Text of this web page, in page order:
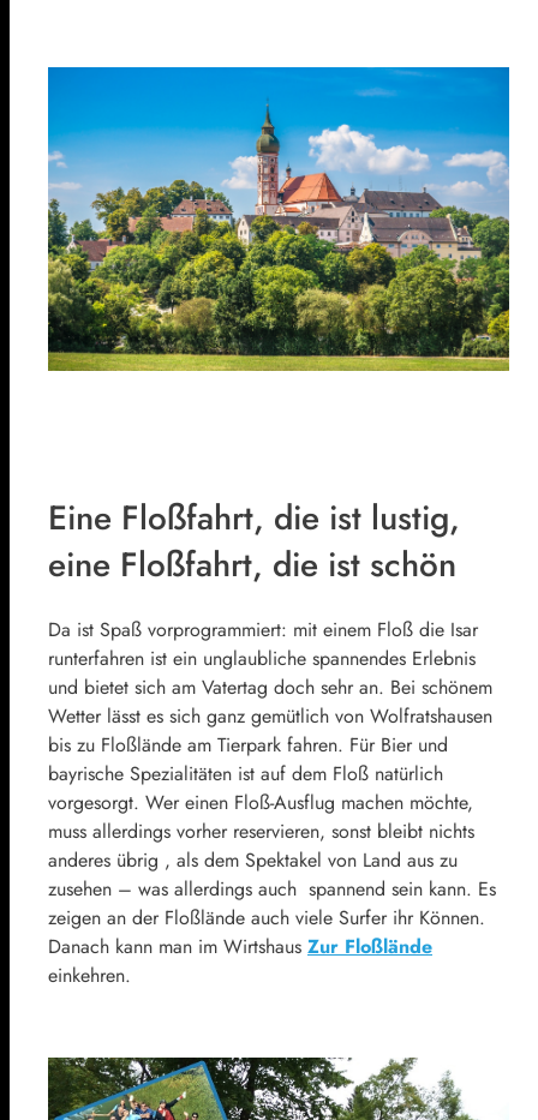
Eine Floßfahrt, die ist lustig,
eine Floßfahrt, die ist schön
Da ist Spaß vorprogrammiert: mit einem Floß die Isar
runterfahren ist ein unglaubliche spannendes Erlebnis
und bietet sich am Vatertag doch sehr an. Bei schönem
Wetter lässt es sich ganz gemütlich von Wolfratshausen
bis zu Floßlände am Tierpark fahren. Für Bier und
bayrische Spezialitäten ist auf dem Floß natürlich
vorgesorgt. Wer einen Floß-Ausflug machen möchte,
muss allerdings vorher reservieren, sonst bleibt nichts
anderes übrig , als dem Spektakel von Land aus zu
zusehen – was allerdings auch spannend sein kann. Es
zeigen an der Floßlände auch viele Surfer ihr Können.
Danach kann man im Wirtshaus Zur Floßlände
einkehren.